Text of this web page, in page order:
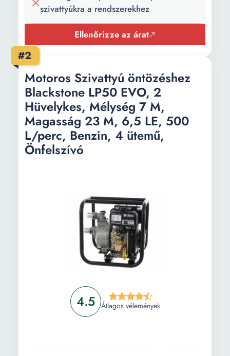
szivattyúkra a rendszerekhez
Ellenőrizze az árat
#2
4.5 Átlagos vélemények
Motoros Szivattyú öntözéshez
Blackstone LP50 EVO, 2
Hüvelykes, Mélység 7 M,
Magasság 23 M, 6,5 LE, 500
L/perc, Benzin, 4 ütemű,
Önfelszívó